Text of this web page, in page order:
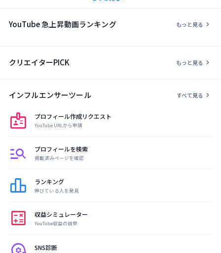
YouTube 急上昇動画ランキング もっと見る chevron_right
クリエイターPICK もっと見る chevron_right
インフルエンサーツール すべて見る chevron_right
badge プロフィール作成リクエスト
YouTube URLから申請
manage_search プロフィールを検索
掲載済みページを確認
leaderboard ランキング
伸びている人を発見
calculate 収益シミュレーター
YouTube収益の目安
SNS診断